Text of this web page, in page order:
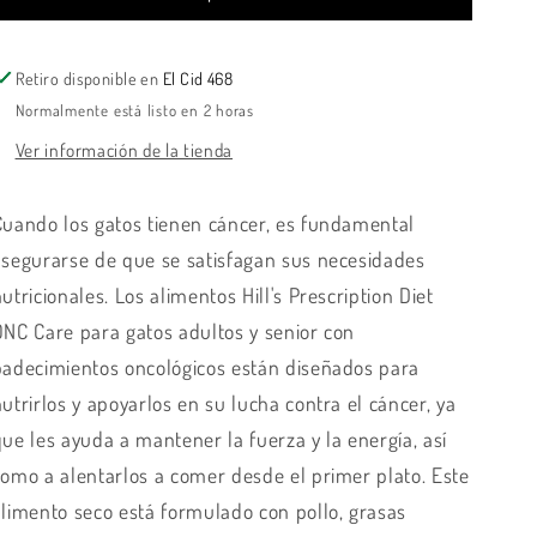
CARE
3,17
KG
CARE
3,17
KG
Retiro disponible en El Cid 468
Normalmente está listo en 2 horas
Ver información de la tienda
los gatos tienen cáncer, es fundamental
de que se satisfagan sus necesidades
Los alimentos Hill's Prescription Diet
Care para gatos adultos y senior con
oncológicos están diseñados para
y apoyarlos en su lucha contra el cáncer, ya
les ayuda a mantener la fuerza y la energía, así
a alentarlos a comer desde el primer plato. Este
seco está formulado con pollo, grasas